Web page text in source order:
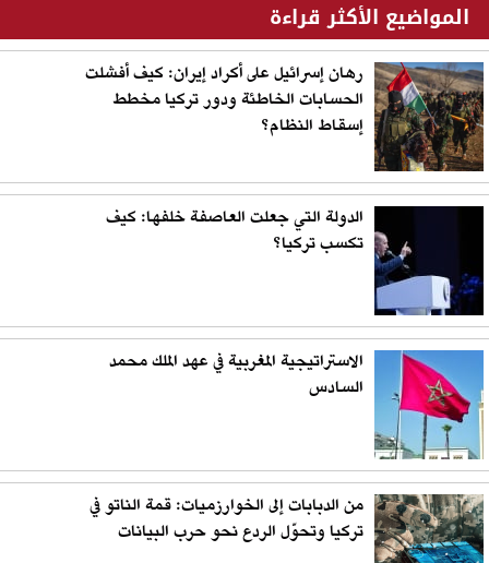
المواضيع الأكثر قراءة
رهان إسرائيل على أكراد إيران: كيف أفشلت
الحسابات الخاطئة ودور تركيا مخطط
إسقاط النظام؟
الدولة التي جعلت العاصفة خلفها: كيف
تكسب تركيا؟
الاستراتيجية المغربية في عهد الملك محمد
السادس
من الدبابات إلى الخوارزميات: قمة الناتو في
تركيا وتحوّل الردع نحو حرب البيانات